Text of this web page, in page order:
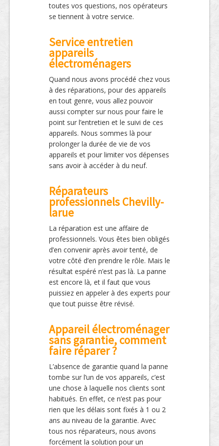
toutes vos questions, nos opérateurs
se tiennent à votre service.
Service entretien
appareils
électroménagers
Quand nous avons procédé chez vous
à des réparations, pour des appareils
en tout genre, vous allez pouvoir
aussi compter sur nous pour faire le
point sur l’entretien et le suivi de ces
appareils. Nous sommes là pour
prolonger la durée de vie de vos
appareils et pour limiter vos dépenses
sans avoir à accéder à du neuf.
Réparateurs
professionnels Chevilly-
larue
La réparation est une affaire de
professionnels. Vous êtes bien obligés
d’en convenir après avoir tenté, de
votre côté d’en prendre le rôle. Mais le
résultat espéré n’est pas là. La panne
est encore là, et il faut que vous
puissiez en appeler à des experts pour
que tout puisse être révisé.
Appareil électroménager
sans garantie, comment
faire réparer ?
L’absence de garantie quand la panne
tombe sur l’un de vos appareils, c’est
une chose à laquelle nos clients sont
habitués. En effet, ce n’est pas pour
rien que les délais sont fixés à 1 ou 2
ans au niveau de la garantie. Avec
tous nos réparateurs, nous avons
forcément la solution pour un